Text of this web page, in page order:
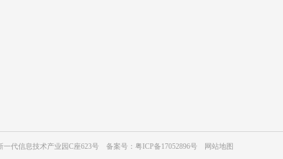
微信扫码 关注我们
代信息技术产业园C座623号 备案号： 粤ICP备17052896号 网站地图